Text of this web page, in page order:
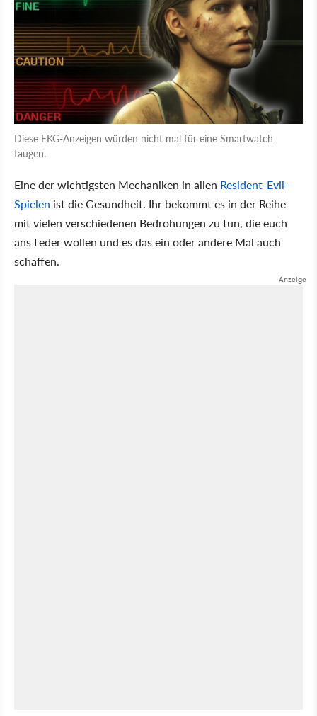
Diese EKG-Anzeigen würden nicht mal für eine Smartwatch
taugen.
Eine der wichtigsten Mechaniken in allen Resident-Evil-
Spielen ist die Gesundheit. Ihr bekommt es in der Reihe
mit vielen verschiedenen Bedrohungen zu tun, die euch
ans Leder wollen und es das ein oder andere Mal auch
schaffen.